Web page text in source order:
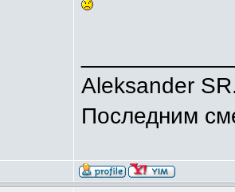
Aleksander
Последним